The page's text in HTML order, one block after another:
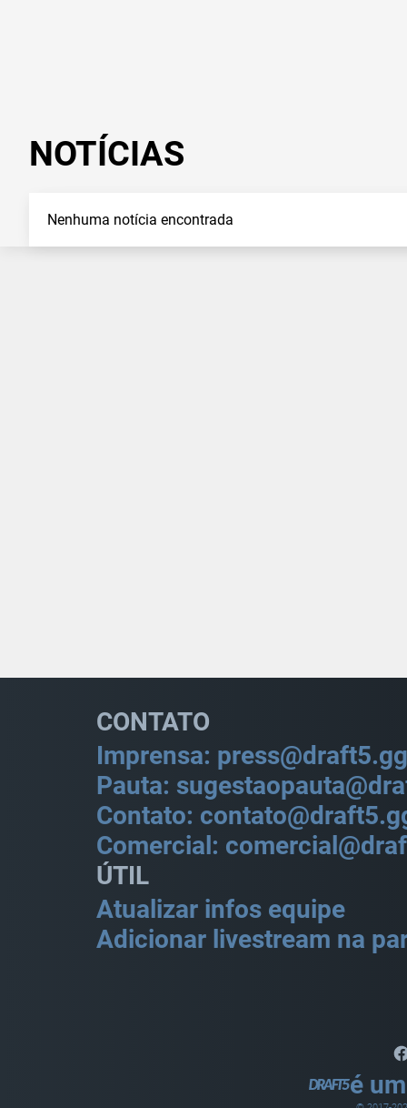
NOTÍCIAS
Nenhuma notícia encontrada
CONTATO
Imprensa: press@draft5.gg
Pauta:
Contato:
Comercial:
ÚTIL
Atualizar infos equipe
Adicionar livestream na
é